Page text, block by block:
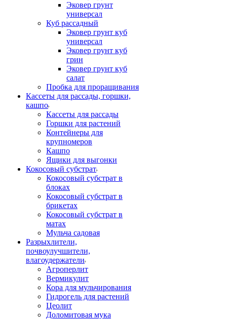
Эковер грунт
универсал
Куб рассадный
Эковер грунт куб
универсал
Эковер грунт куб
грин
Эковер грунт куб
салат
Пробка для проращивания
Кассеты для рассады, горшки,
кашпо
Кассеты для рассады
Горшки для растений
Контейнеры для
крупномеров
Кашпо
Ящики для выгонки
Кокосовый субстрат
Кокосовый субстрат в
блоках
Кокосовый субстрат в
брикетах
Кокосовый субстрат в
матах
Мульча садовая
Разрыхлители,
почвоулучшители,
влагоудержатели
Агроперлит
Вермикулит
Кора для мульчирования
Гидрогель для растений
Цеолит
Доломитовая мука